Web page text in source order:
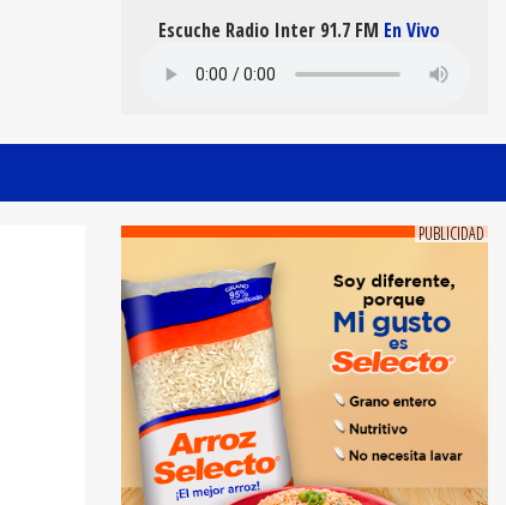
Escuche Radio Inter 91.7 FM En Vivo